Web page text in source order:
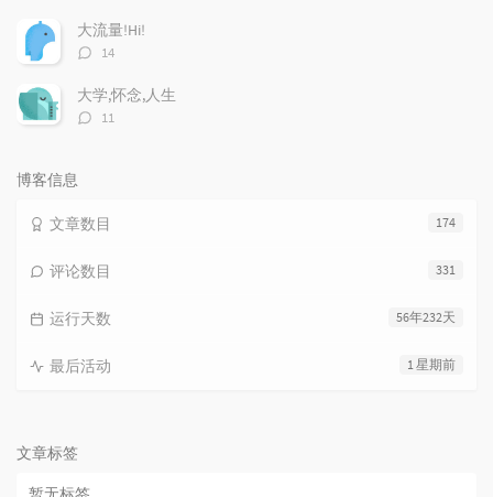
数：
大流量!Hi!
评
数：
14
大学,怀念,人生
评
11
博客信息
174
文章数目
331
评论数目
56年232天
运行天数
1 星期前
最后活动
文章标签